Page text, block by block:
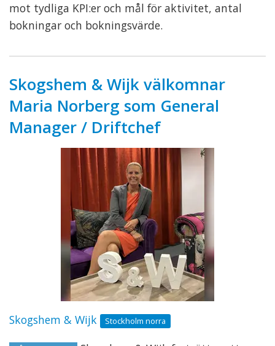
mot tydliga KPI:er och mål för aktivitet, antal
bokningar och bokningsvärde.
Skogshem & Wijk välkomnar
Maria Norberg som General
Manager / Driftchef
Skogshem & Wijk Stockholm norra